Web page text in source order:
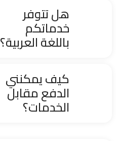
هل تتوفر
خدماتكم
باللغة العربية؟
كيف يمكنني
الدفع مقابل
الخدمات؟